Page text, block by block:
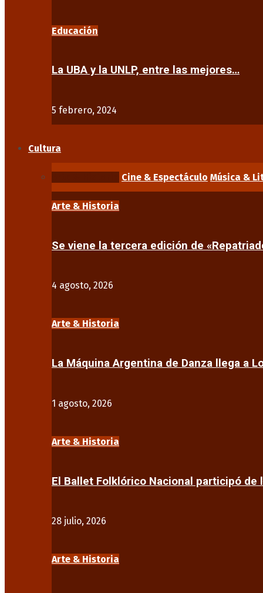
Educación
La UBA y la UNLP, entre las mejores…
5 febrero, 2024
Cultura
Cine & Espectáculo Música &
Arte & Historia
Se viene la tercera edición de
4 agosto, 2026
Arte & Historia
La Máquina Argentina de Danza llega a
1 agosto, 2026
Arte & Historia
El Ballet Folklórico Nacional participó de
28 julio, 2026
Arte & Historia